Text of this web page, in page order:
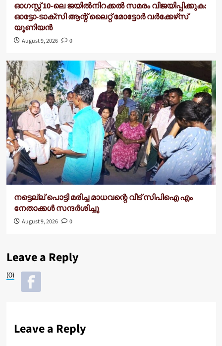
ഓഗസ്റ്റ് 10-ലെ ജയിൽനിറക്കൽ സമരം വിജയിപ്പിക്കുക:
ഓട്ടോ-ടാക്‌സി ആന്റ് ലൈറ്റ് മോട്ടോർ വർക്കേഴ്‌സ്
യൂണിയൻ
August 9, 2026 0
നട്ടെല്ല് പൊട്ടി മരിച്ച മാധവന്റെ വീട്‌ സിപിഐ എം
നേതാക്കൾ സന്ദർശിച്ചു
August 9, 2026 0
Leave a Reply
(0)
Leave a Reply